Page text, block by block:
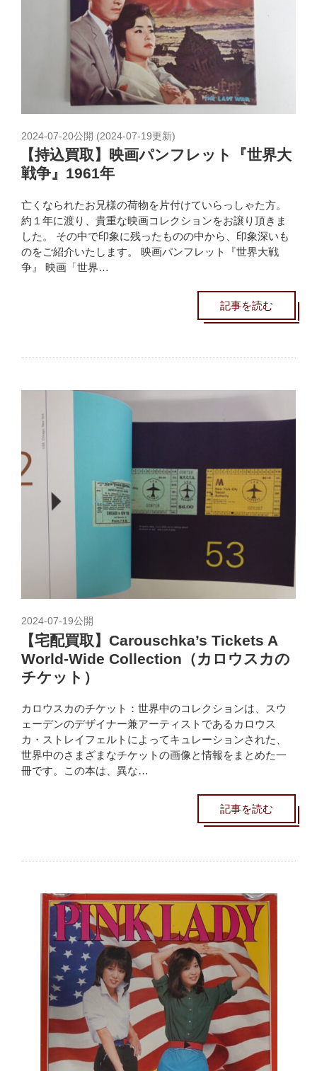
2024-07-20公開 (2024-07-19更新)
【持込買取】映画パンフレット『世界大
戦争』1961年
亡くなられたお兄様の荷物を片付けていらっしゃた方。
約１年に渡り、貴重な映画コレクションをお譲り頂きま
した。 その中で印象に残ったものの中から、印象深いも
のをご紹介いたします。 映画パンフレット『世界大戦
争』 映画「世界…
記事を読む
2024-07-19公開
【宅配買取】Carouschka’s Tickets A
World-Wide Collection（カロウスカの
チケット）
カロウスカのチケット：世界中のコレクションは、スウ
ェーデンのデザイナー兼アーティストであるカロウス
カ・ストレイフェルトによってキュレーションされた、
世界中のさまざまなチケットの画像と情報をまとめた一
冊です。この本は、異な…
記事を読む